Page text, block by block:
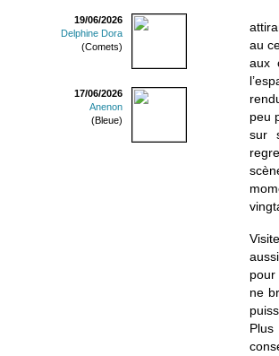
19/06/2026
Delphine Dora
(Comets)
17/06/2026
Anenon
(Bleue)
au
aux
peu
sur
ne